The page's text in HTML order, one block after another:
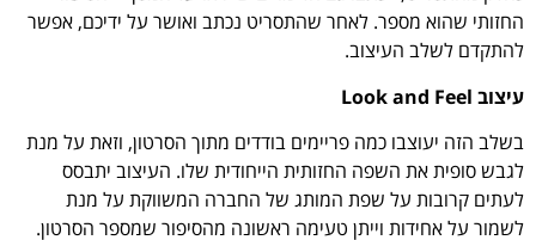
החזותי שהוא מספר. לאחר שהתסריט נכתב ואושר על ידיכם, אפשר
להתקדם לשלב העיצוב.
עיצוב Look and Feel
בשלב הזה יעוצבו כמה פריימים בודדים מתוך הסרטון, וזאת על מנת
לגבש סופית את השפה החזותית הייחודית שלו. העיצוב יתבסס
לעתים קרובות על שפת המותג של החברה המשווקת על מנת
לשמור על אחידות וייתן טעימה ראשונה מהסיפור שמספר הסרטון.